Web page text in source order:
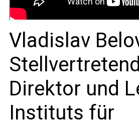
Vladislav
Direktor und
Instituts für